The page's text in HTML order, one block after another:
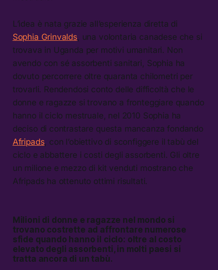
L’idea è nata grazie all’esperienza diretta di
Sophia Grinvalds , una volontaria canadese che si
trovava in Uganda per motivi umanitari. Non
avendo con sé assorbenti sanitari, Sophia ha
dovuto percorrere oltre quaranta chilometri per
trovarli. Rendendosi conto delle difficoltà che le
donne e ragazze si trovano a fronteggiare quando
hanno il ciclo mestruale, nel 2010 Sophia ha
deciso di contrastare questa mancanza fondando
Afripads , con l’obiettivo di sconfiggere il tabù del
ciclo e abbattere i costi degli assorbenti. Gli oltre
un milione e mezzo di kit venduti mostrano che
Afripads ha ottenuto ottimi risultati.
Milioni di donne e ragazze nel mondo si
trovano costrette ad affrontare numerose
sfide quando hanno il ciclo: oltre al costo
elevato degli assorbenti, in molti paesi si
tratta ancora di un tabù.